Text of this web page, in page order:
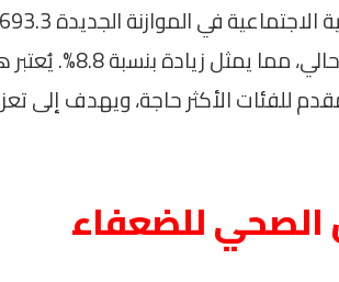
مليار جنيه في
للفئات الأكثر حاجة، ويهدف إلى
الصحي للضعفاء